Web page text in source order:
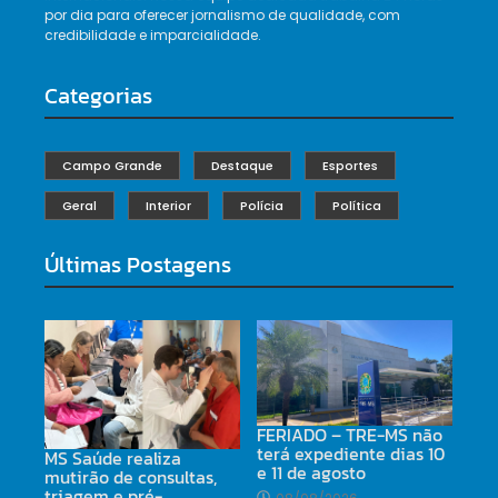
por dia para oferecer jornalismo de qualidade, com
credibilidade e imparcialidade.
Categorias
Campo Grande Destaque Esportes
Geral Interior Polícia Política
Últimas Postagens
MS Saúde realiza
mutirão de consultas,
FERIADO – TRE-MS não
terá expediente dias 10
e 11 de agosto